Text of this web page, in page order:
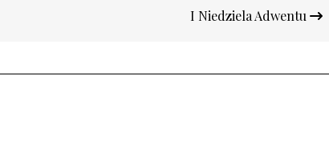
I Niedziela Adwentu